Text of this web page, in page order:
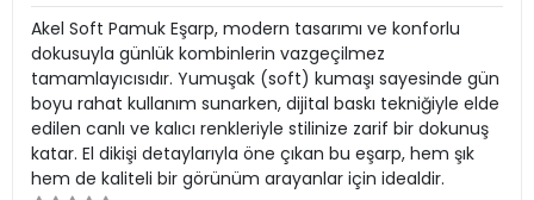
Akel Soft Pamuk Eşarp, modern tasarımı ve konforlu
dokusuyla günlük kombinlerin vazgeçilmez
tamamlayıcısıdır. Yumuşak (soft) kumaşı sayesinde gün
boyu rahat kullanım sunarken, dijital baskı tekniğiyle elde
edilen canlı ve kalıcı renkleriyle stilinize zarif bir dokunuş
katar. El dikişi detaylarıyla öne çıkan bu eşarp, hem şık
hem de kaliteli bir görünüm arayanlar için idealdir.